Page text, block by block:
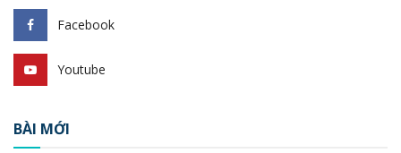
Facebook
Youtube
BÀI MỚI